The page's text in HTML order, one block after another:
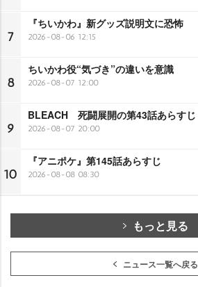
7
『ちいかわ』新グッズ説明文に恐怖
2026-08-06 12:15
8
ちいかわ役“気づき”の違いを意識
2026-08-07 12:00
9
BLEACH 死闘展開の第43話あらすじ
2026-08-07 20:00
10
『アニポケ』第145話あらすじ
2026-08-08 08:30
もっと見る
ニュース一覧へ戻る